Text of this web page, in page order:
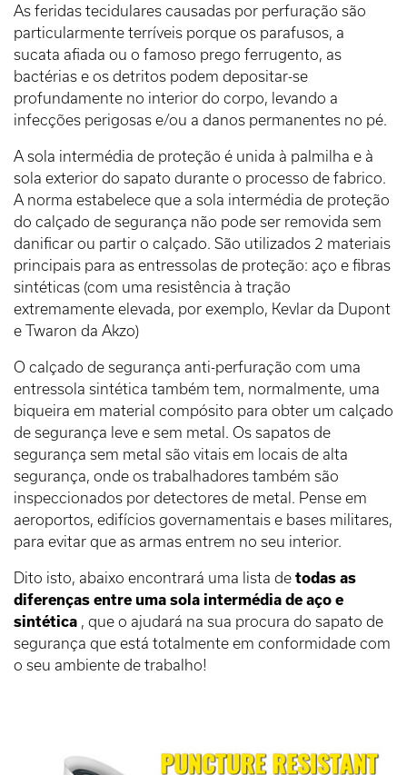
As feridas tecidulares causadas por perfuração são
particularmente terríveis porque os parafusos, a
sucata afiada ou o famoso prego ferrugento, as
bactérias e os detritos podem depositar-se
profundamente no interior do corpo, levando a
infecções perigosas e/ou a danos permanentes no pé.
A sola intermédia de proteção é unida à palmilha e à
sola exterior do sapato durante o processo de fabrico.
A norma estabelece que a sola intermédia de proteção
do calçado de segurança não pode ser removida sem
danificar ou partir o calçado. São utilizados 2 materiais
principais para as entressolas de proteção: aço e fibras
sintéticas (com uma resistência à tração
extremamente elevada, por exemplo, Kevlar da Dupont
e Twaron da Akzo)
O calçado de segurança anti-perfuração com uma
entressola sintética também tem, normalmente, uma
biqueira em material compósito para obter um calçado
de segurança leve e sem metal. Os sapatos de
segurança sem metal são vitais em locais de alta
segurança, onde os trabalhadores também são
inspeccionados por detectores de metal. Pense em
aeroportos, edifícios governamentais e bases militares,
para evitar que as armas entrem no seu interior.
Dito isto, abaixo encontrará uma lista de todas as
diferenças entre uma sola intermédia de aço e
sintética
, que o ajudará na sua procura do sapato de
segurança que está totalmente em conformidade com
o seu ambiente de trabalho!